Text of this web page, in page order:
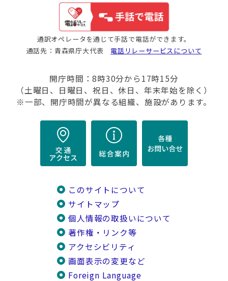
通訳オペレータを通じて手話で電話ができます。
通話先：青森県庁大代表 電話リレーサービスについて
開庁時間：8時30分から17時15分
（土曜日、日曜日、祝日、休日、年末年始を除く）
※一部、開庁時間が異なる組織、施設があります。
このサイトについて
サイトマップ
個人情報の取扱いについて
著作権・リンク等
アクセシビリティ
画面表示の変更など
Foreign Language